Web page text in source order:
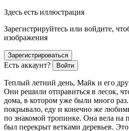
Здесь есть иллюстрация
Зарегистрируйтесь или войдите,
изображения
Зарегистрироваться
Есть аккаунт? Войти
Теплый летний день, Майк и его
Они решили отправиться в лесок,
дома, в котором уже были много
покрывало, еду и конечно же
по знакомой тропинке. Она вела на
был перекрыт ветками деревьев.